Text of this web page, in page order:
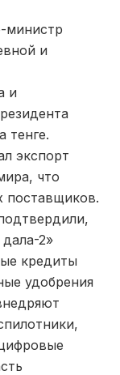
министр
и
и
тенге.
экспорт
что
поставщиков.
2»
кредиты
удобрения